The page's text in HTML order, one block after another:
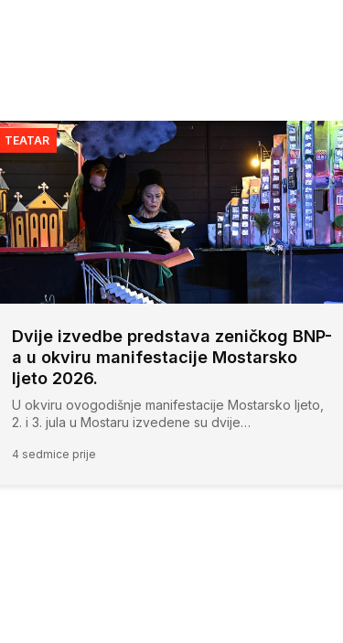
TEATAR
Dvije izvedbe predstava zeničkog BNP-
a u okviru manifestacije Mostarsko
ljeto 2026.
U okviru ovogodišnje manifestacije Mostarsko ljeto,
2. i 3. jula u Mostaru izvedene su dvije…
4 sedmice prije